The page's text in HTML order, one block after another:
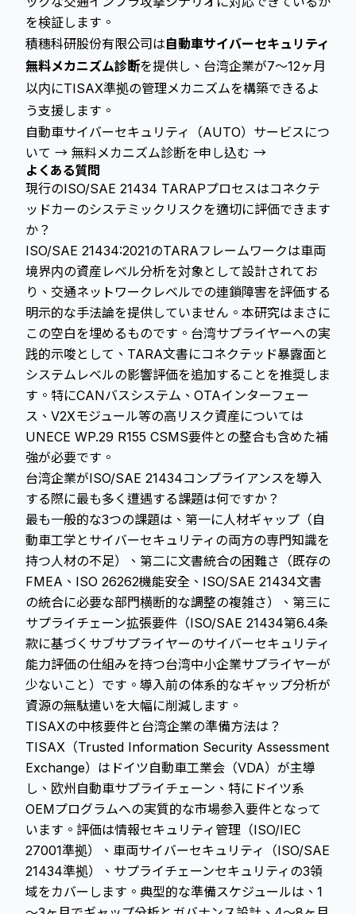
を検証します。
積穗科研股份有限公司は自動車サイバーセキュリティ
無料メカニズム診断を提供し、台湾企業が7〜12ヶ月
以内にTISAX準拠の管理メカニズムを構築できるよ
う支援します。
自動車サイバーセキュリティ（AUTO）サービスにつ
いて → 無料メカニズム診断を申し込む →
よくある質問
現行のISO/SAE 21434 TARAPプロセスはコネクテ
ッドカーのシステミックリスクを適切に評価できます
か？
ISO/SAE 21434:2021のTARAフレームワークは車両
境界内の資産レベル分析を対象として設計されてお
り、交通ネットワークレベルでの連鎖障害を評価する
明示的な手法論を提供していません。本研究はまさに
この空白を埋めるものです。台湾サプライヤーへの実
践的示唆として、TARA文書にコネクテッド暴露面と
システムレベルの影響評価を追加することを推奨しま
す。特にCANバスシステム、OTAインターフェー
ス、V2Xモジュール等の高リスク資産については
UNECE WP.29 R155 CSMS要件との整合も含めた補
強が必要です。
台湾企業がISO/SAE 21434コンプライアンスを導入
する際に最も多く遭遇する課題は何ですか？
最も一般的な3つの課題は、第一に人材ギャップ（自
動車工学とサイバーセキュリティの両方の専門知識を
持つ人材の不足）、第二に文書統合の困難さ（既存の
FMEA、ISO 26262機能安全、ISO/SAE 21434文書
の統合に必要な部門横断的な調整の複雑さ）、第三に
サプライチェーン拡張要件（ISO/SAE 21434第6.4条
款に基づくサブサプライヤーのサイバーセキュリティ
能力評価の仕組みを持つ台湾中小企業サプライヤーが
少ないこと）です。導入前の体系的なギャップ分析が
資源の無駄遣いを大幅に削減します。
TISAXの中核要件と台湾企業の準備方法は？
TISAX（Trusted Information Security Assessment
Exchange）はドイツ自動車工業会（VDA）が主導
し、欧州自動車サプライチェーン、特にドイツ系
OEMプログラムへの実質的な市場参入要件となって
います。評価は情報セキュリティ管理（ISO/IEC
27001準拠）、車両サイバーセキュリティ（ISO/SAE
21434準拠）、サプライチェーンセキュリティの3領
域をカバーします。典型的な準備スケジュールは、1